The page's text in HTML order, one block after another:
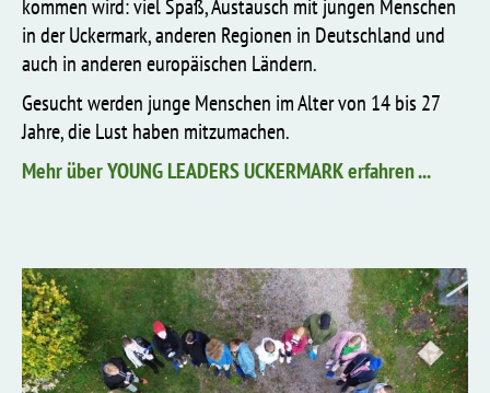
kommen wird: viel Spaß, Austausch mit jungen Menschen
in der Uckermark, anderen Regionen in Deutschland und
auch in anderen europäischen Ländern.
Gesucht werden junge Menschen im Alter von 14 bis 27
Jahre, die Lust haben mitzumachen.
Mehr über YOUNG LEADERS UCKERMARK erfahren ...